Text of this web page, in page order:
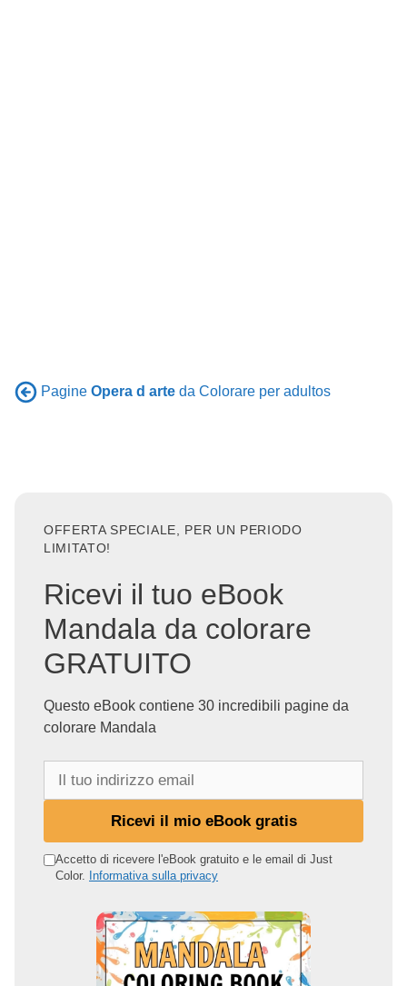
Pagine Opera d arte da Colorare per adultos
OFFERTA SPECIALE, PER UN PERIODO
LIMITATO!
Ricevi il tuo eBook
Mandala da colorare
GRATUITO
Questo eBook contiene 30 incredibili pagine da
colorare Mandala
o
Ricevi il mio eBook gratis
Accetto di ricevere l'eBook gratuito e le email di Just
Color. Informativa sulla privacy